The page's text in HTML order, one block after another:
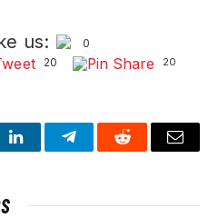
us:
0
20 20
LinkedInTelegramReddit Email